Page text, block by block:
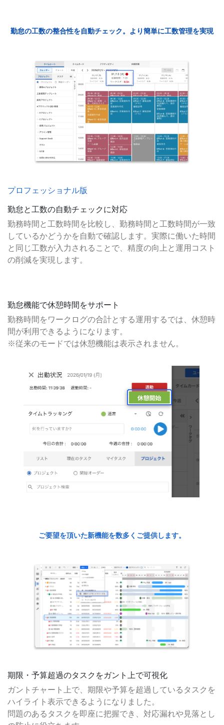
勤怠の工数の整合性を自動チェック。より簡単に工数管理を実現
プロフェッショナル版
勤怠と工数の自動チェックに対応
勤務時間と工数時間を比較し、勤務時間と工数時間が一致
しているかどうかを自動で確認します。実際に働いた時間
と同じ工数が入力されることで、精度の向上と運用コスト
の削減を実現します。
勤怠機能で休憩時間をサポート
勤務時間をワークログの合計とする運用するでは、休憩時
間が利用できるようになります。
※従来のモードでは休憩機能は表示されません。
ご要望を頂いた新機能を数多くご提供します。
期限・予算超過のタスクをガント上で可視化
ガントチャート上で、期限や予算を超過しているタスクを
ハイライト表示できるようになりました。
問題のあるタスクを即座に把握でき、対応漏れや見落とし